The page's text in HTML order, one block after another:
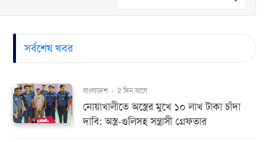
সর্বশেষ খবর
বাংলাদেশ - 2 দিন আগে
নোয়াখালীতে অস্ত্রের মুখে ১০ লাখ টাকা চাঁদা
দাবি: অস্ত্র-গুলিসহ সন্ত্রাসী গ্রেফতার